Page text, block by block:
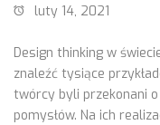
luty 14, 2021
Design thinking w
znaleźć tysiące
twórcy byli przekonani
pomysłów. Na ich